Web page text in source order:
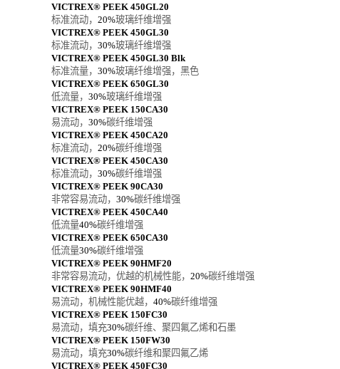
VICTREX® PEEK 450GL20
标准流动， 20%玻璃纤维增强
VICTREX® PEEK 450GL30
标准流动， 30%玻璃纤维增强
VICTREX® PEEK 450GL30 Blk
标准流量， 30%玻璃纤维增强，黑色
VICTREX® PEEK 650GL30
低流量， 30%玻璃纤维增强
VICTREX® PEEK 150CA30
易流动， 30%碳纤维增强
VICTREX® PEEK 450CA20
标准流动， 20%碳纤维增强
VICTREX® PEEK 450CA30
标准流动， 30%碳纤维增强
VICTREX® PEEK 90CA30
非常容易流动， 30%碳纤维增强
VICTREX® PEEK 450CA40
低流量40%碳纤维增强
VICTREX® PEEK 650CA30
低流量30%碳纤维增强
VICTREX® PEEK 90HMF20
非常容易流动，优越的机械性能， 20%碳纤维增强
VICTREX® PEEK 90HMF40
易流动，机械性能优越， 40%碳纤维增强
VICTREX® PEEK 150FC30
易流动，填充30%碳纤维、聚四氟乙烯和石墨
VICTREX® PEEK 150FW30
易流动，填充30%碳纤维和聚四氟乙烯
VICTREX® PEEK 450FC30